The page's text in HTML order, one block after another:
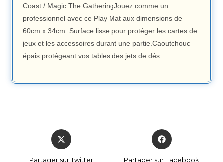
Coast / Magic The GatheringJouez comme un
professionnel avec ce Play Mat aux dimensions de
60cm x 34cm :Surface lisse pour protéger les cartes de
jeux et les accessoires durant une partie.Caoutchouc
épais protégeant vos tables des jets de dés.
Partager sur Twitter Partager sur Facebook